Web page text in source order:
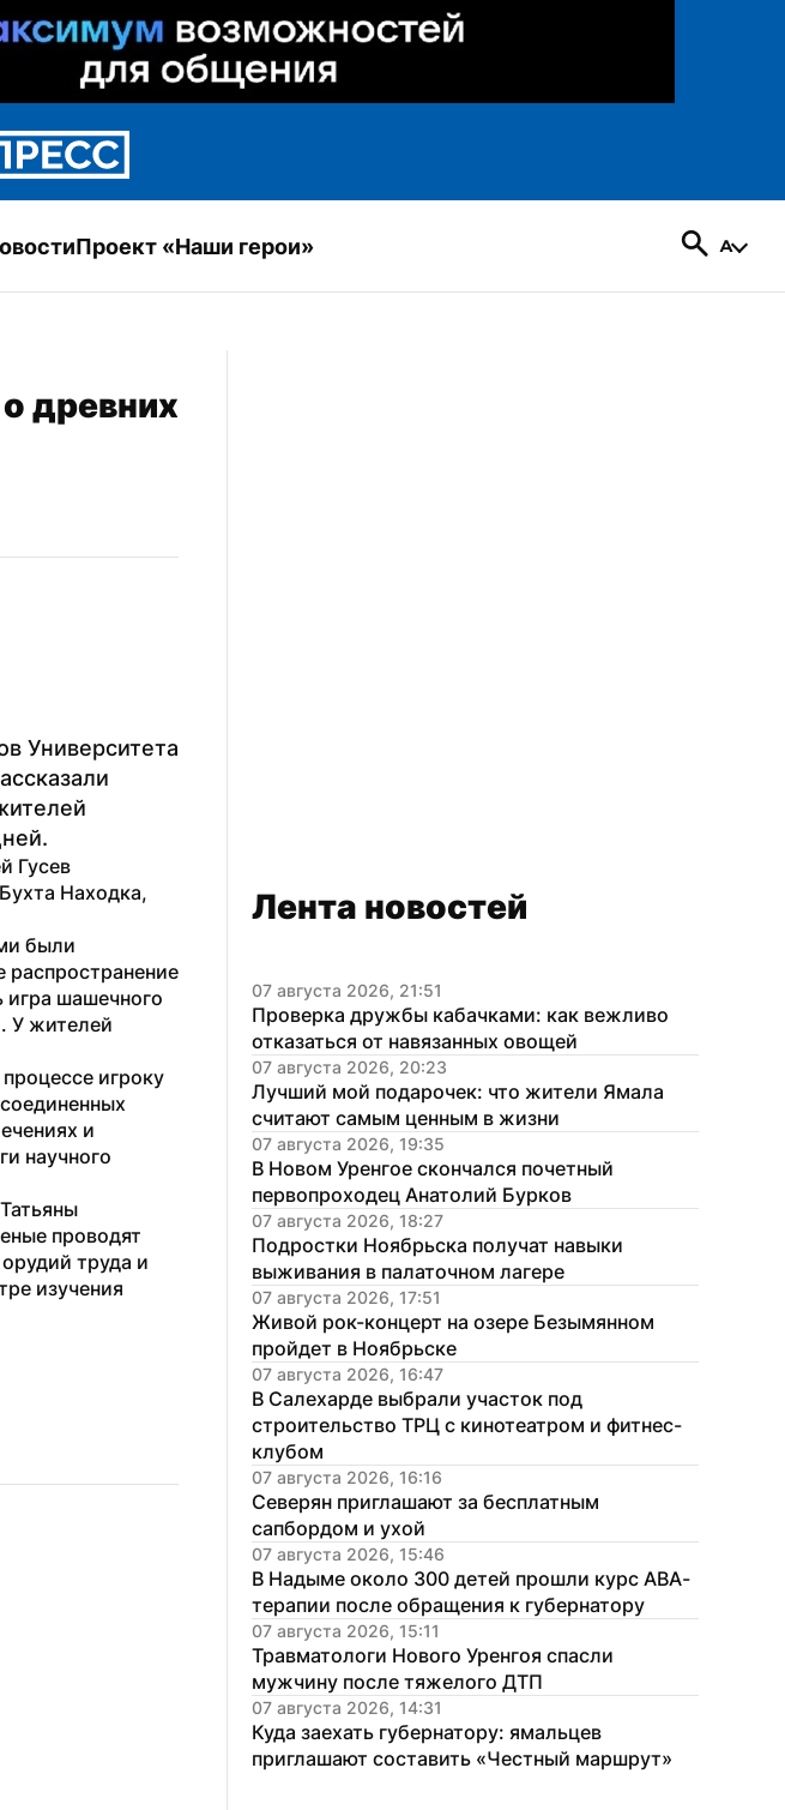
Проект «Наши герои»
древних
Университета
Гусев
Находка,
были
распространение
игра шашечного
У жителей
игроку
и
научного
проводят
труда и
изучения
Лента новостей
07 августа 2026, 21:51
Проверка дружбы кабачками: как вежливо
отказаться от навязанных овощей
07 августа 2026, 20:23
Лучший мой подарочек: что жители Ямала
считают самым ценным в жизни
07 августа 2026, 19:35
В Новом Уренгое скончался почетный
первопроходец Анатолий Бурков
07 августа 2026, 18:27
Подростки Ноябрьска получат навыки
выживания в палаточном лагере
07 августа 2026, 17:51
Живой рок-концерт на озере Безымянном
пройдет в Ноябрьске
07 августа 2026, 16:47
В Салехарде выбрали участок под
строительство ТРЦ с кинотеатром и фитнес-
клубом
07 августа 2026, 16:16
Северян приглашают за бесплатным
сапбордом и ухой
07 августа 2026, 15:46
В Надыме около 300 детей прошли курс АВА-
терапии после обращения к губернатору
07 августа 2026, 15:11
Травматологи Нового Уренгоя спасли
мужчину после тяжелого ДТП
07 августа 2026, 14:31
Куда заехать губернатору: ямальцев
приглашают составить «Честный маршрут»